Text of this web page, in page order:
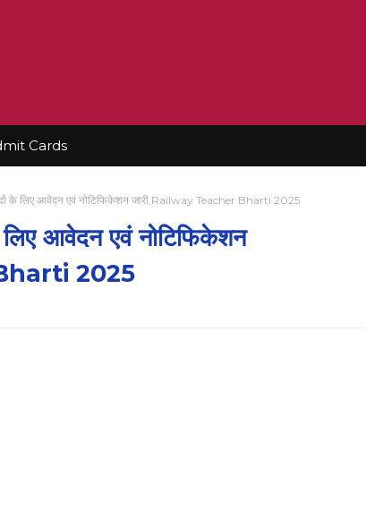
Cards
के लिए आवेदन एवं नोटिफिकेशन जारी,Railway Teacher Bharti 2025
आवेदन एवं नोटिफिकेशन
2025